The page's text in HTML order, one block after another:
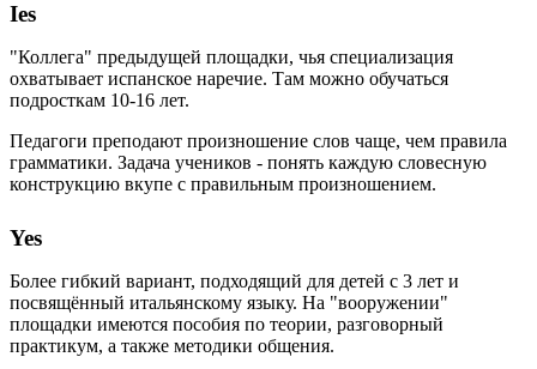
Ies
"Коллега" предыдущей площадки, чья специализация
охватывает испанское наречие. Там можно обучаться
подросткам 10-16 лет.
Педагоги преподают произношение слов чаще, чем правила
грамматики. Задача учеников - понять каждую словесную
конструкцию вкупе с правильным произношением.
Yes
Более гибкий вариант, подходящий для детей с 3 лет и
посвящённый итальянскому языку. На "вооружении"
площадки имеются пособия по теории, разговорный
практикум, а также методики общения.